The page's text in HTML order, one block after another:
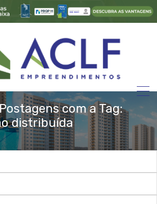
com a Tag:
distribuída